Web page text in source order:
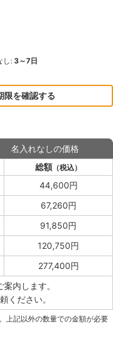
し: 3～7日
限を確認する
名入れなしの価格
総額 （税込）
44,600円
67,260円
91,850円
120,750円
277,400円
内します。
ください。
上記以外の数量での金額が必要